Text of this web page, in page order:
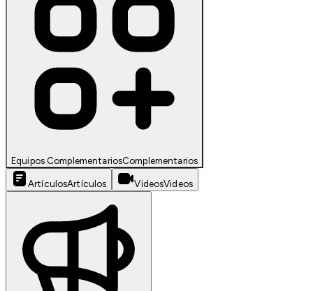
Equipos ComplementariosComplementarios
ArtículosArtículos VideosVideos